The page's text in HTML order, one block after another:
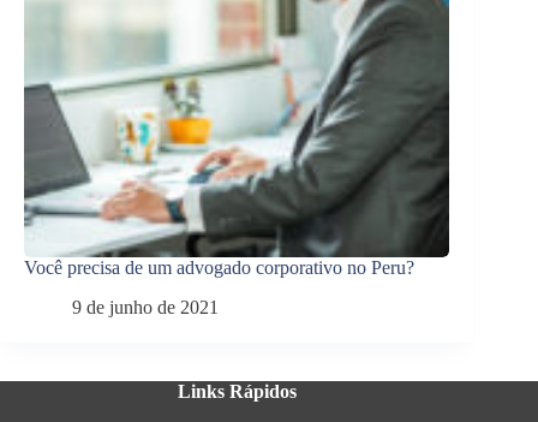
Você precisa de um advogado corporativo no Peru?
9 de junho de 2021
Links Rápidos